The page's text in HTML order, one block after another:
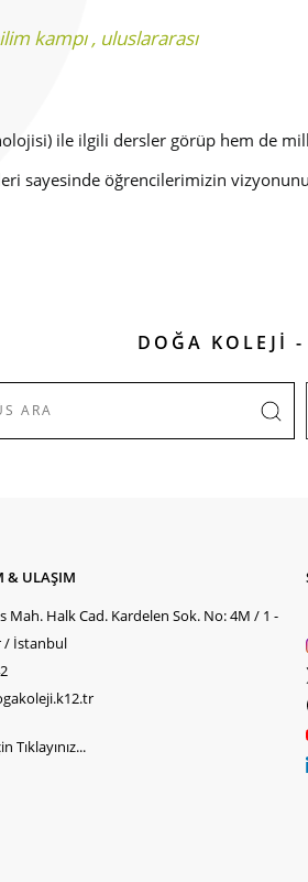
kampı, uluslararası
ile ilgili dersler görüp hem de
sayesinde öğrencilerimizin
DOĞA KOLEJİ
& ULAŞIM
Mah. Halk Cad. Kardelen Sok. No: 4M / 1 -
/ İstanbul
Tıklayınız...